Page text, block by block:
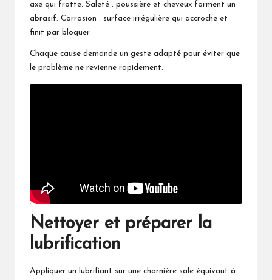
axe qui frotte. Saleté : poussière et cheveux forment un
abrasif. Corrosion : surface irrégulière qui accroche et
finit par bloquer.
Chaque cause demande un geste adapté pour éviter que
le problème ne revienne rapidement.
Nettoyer et préparer la
lubrification
Appliquer un lubrifiant sur une charnière sale équivaut à